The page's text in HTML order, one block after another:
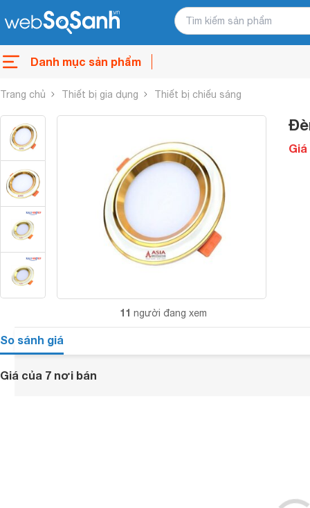
Danh mục sản phẩm
Trang chủ Thiết bị gia dụng Thiết bị chiếu sáng
11 người đang xem
So sánh giá
Giá của 7 nơi bán